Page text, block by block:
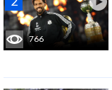
766